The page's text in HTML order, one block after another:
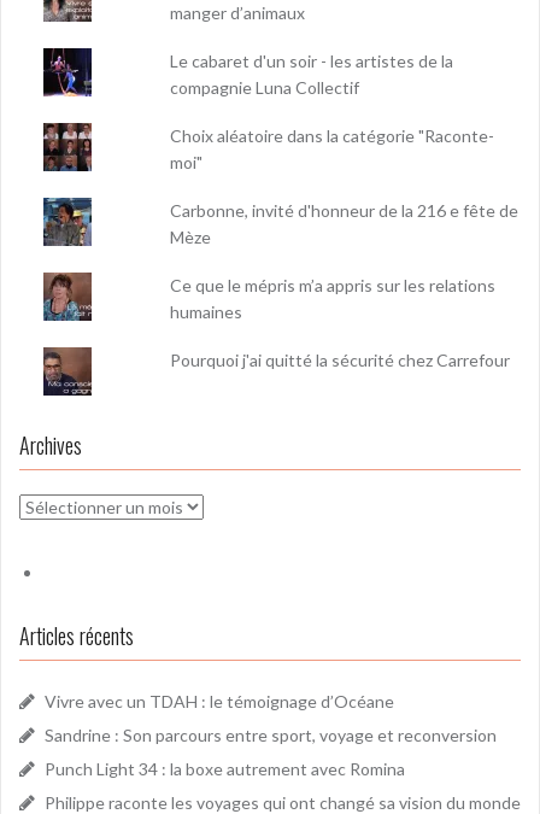
manger d’animaux
Le cabaret d'un soir - les artistes de la
compagnie Luna Collectif
Choix aléatoire dans la catégorie "Raconte-
moi"
Carbonne, invité d'honneur de la 216 e fête de
Mèze
Ce que le mépris m’a appris sur les relations
humaines
Pourquoi j'ai quitté la sécurité chez Carrefour
Archives
Archives
Articles récents
Vivre avec un TDAH : le témoignage d’Océane
Sandrine : Son parcours entre sport, voyage et reconversion
Punch Light 34 : la boxe autrement avec Romina
Philippe raconte les voyages qui ont changé sa vision du monde